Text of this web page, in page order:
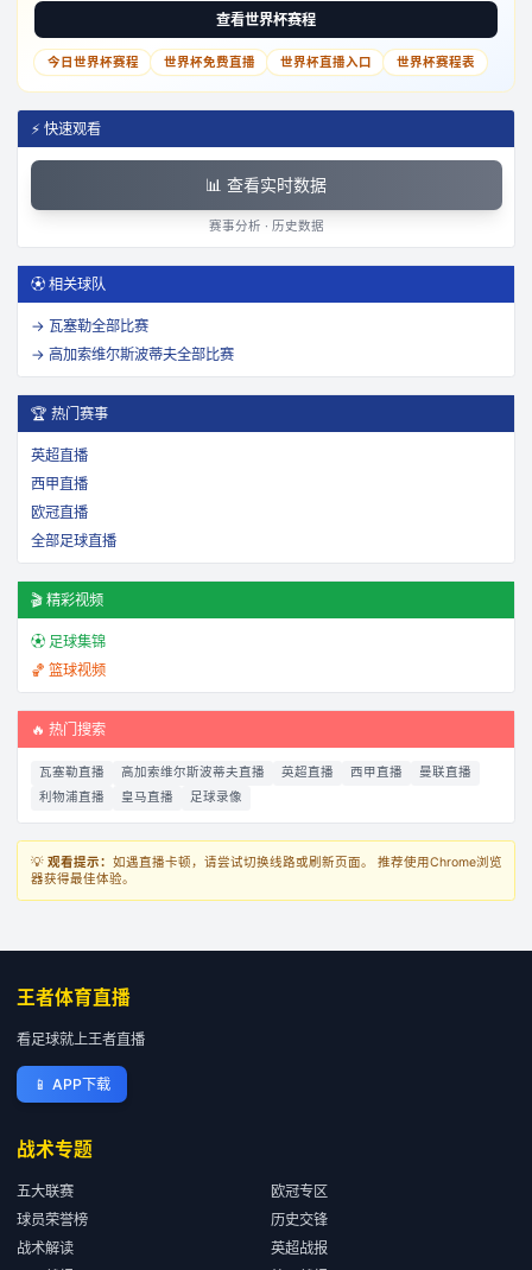
查看世界杯赛程
今日世界杯赛程 世界杯免费直播 世界杯直播入口 世界杯赛程表
⚡ 快速观看
📊 查看实时数据
赛事分析 · 历史数据
⚽ 相关球队
→ 瓦塞勒全部比赛
→ 高加索维尔斯波蒂夫全部比赛
🏆 热门赛事
英超直播
西甲直播
欧冠直播
全部足球直播
🎬 精彩视频
⚽ 足球集锦
🏀 篮球视频
🔥 热门搜索
瓦塞勒直播 高加索维尔斯波蒂夫直播 英超直播 西甲直播
曼联直播
利物浦直播
皇马直播 足球录像
💡 观看提示： 如遇直播卡顿，请尝试切换线路或刷新页面。 推荐使用Chrome浏览
器获得最佳体验。
王者体育直播
看足球就上王者直播
📱 APP下载
战术专题
五大联赛
欧冠专区
球员荣誉榜
历史交锋
战术解读
英超战报